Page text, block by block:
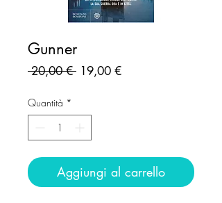
Gunner
20,00 € Prezzo
19,00 €Prezzo
Quantità *
Aggiungi al carrello